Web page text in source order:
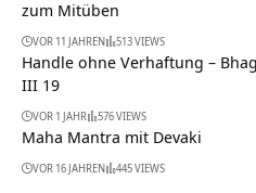
zum Mitüben
VOR 11 JAHREN 513 VIEWS
Handle ohne Verhaftung –
III 19
VOR 1 JAHR 576 VIEWS
Maha Mantra mit Devaki
VOR 16 JAHREN 445 VIEWS